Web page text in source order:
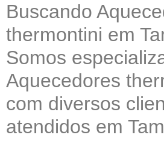
Buscando
thermontini em
Somos
Aquecedores
com diversos
atendidos em